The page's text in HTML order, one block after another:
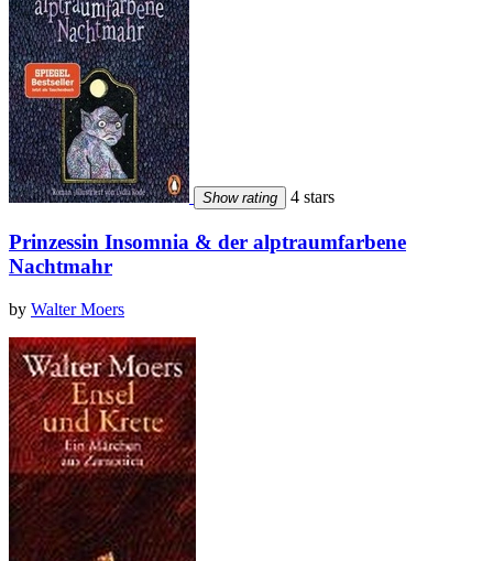
Show rating 4 stars
Prinzessin Insomnia & der alptraumfarbene
Nachtmahr
by Walter Moers